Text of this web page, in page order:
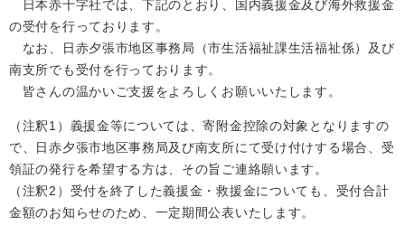
日本赤十字社では、下記のとおり、国内義援金及び海外救援金
の受付を行っております。
なお、日赤夕張市地区事務局（市生活福祉課生活福祉係）及び
南支所でも受付を行っております。
皆さんの温かいご支援をよろしくお願いいたします。
（注釈1）義援金等については、寄附金控除の対象となりますの
で、日赤夕張市地区事務局及び南支所にて受け付けする場合、受
領証の発行を希望する方は、その旨ご連絡願います。
（注釈2）受付を終了した義援金・救援金についても、受付合計
金額のお知らせのため、一定期間公表いたします。